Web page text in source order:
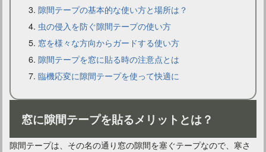
おしゃれなテーブルと椅子が欲しい！一人暮らしにおすすめ！
隙間テープの基本的な使い方と場所は？
虫の侵入を防ぐ隙間テープの使い方
窓を様々な方向からガードする使い方
隙間テープを窓に貼る時の注意点とは
臨機応変に隙間テープを使って快適に
窓に隙間テープを貼るメリットとは？
隙間テープは、その名の通り窓の隙間を塞ぐテープなので、寒さ